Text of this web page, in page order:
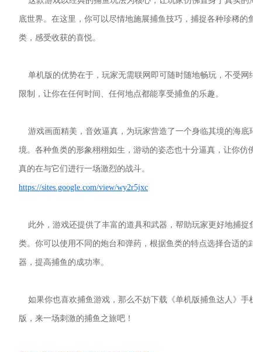
底世界。在这里，你可以尽情地施展捕鱼技巧，捕捉各种珍稀的鱼
类，感受收获的喜悦。
单机版的优势在于，玩家无需联网即可随时随地畅玩，不受网络
限制，让你在任何时间、任何地点都能享受捕鱼的乐趣。
游戏画面精美，音效逼真，为玩家营造了一个身临其境的海底环
境。各种鱼类的形象栩栩如生，游动的姿态也十分逼真，让你仿佛
真的在与它们进行一场激烈的战斗。
https://sites.google.com/view/wy2r5jxc
此外，游戏还提供了丰富的道具和武器，帮助玩家更好地捕捉鱼
类。你可以使用不同的炮台和弹药，根据鱼类的特点选择合适的武
器，提高捕鱼的成功率。
如果你也喜欢捕鱼游戏，那么不妨下载《单机版捕鱼达人》手机
版，来一场刺激的捕鱼之旅吧！